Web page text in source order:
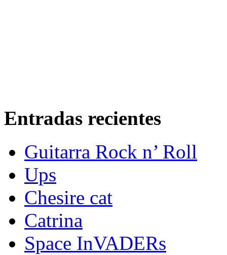
Entradas recientes
Guitarra Rock n’ Roll
Ups
Chesire cat
Catrina
Space InVADERs